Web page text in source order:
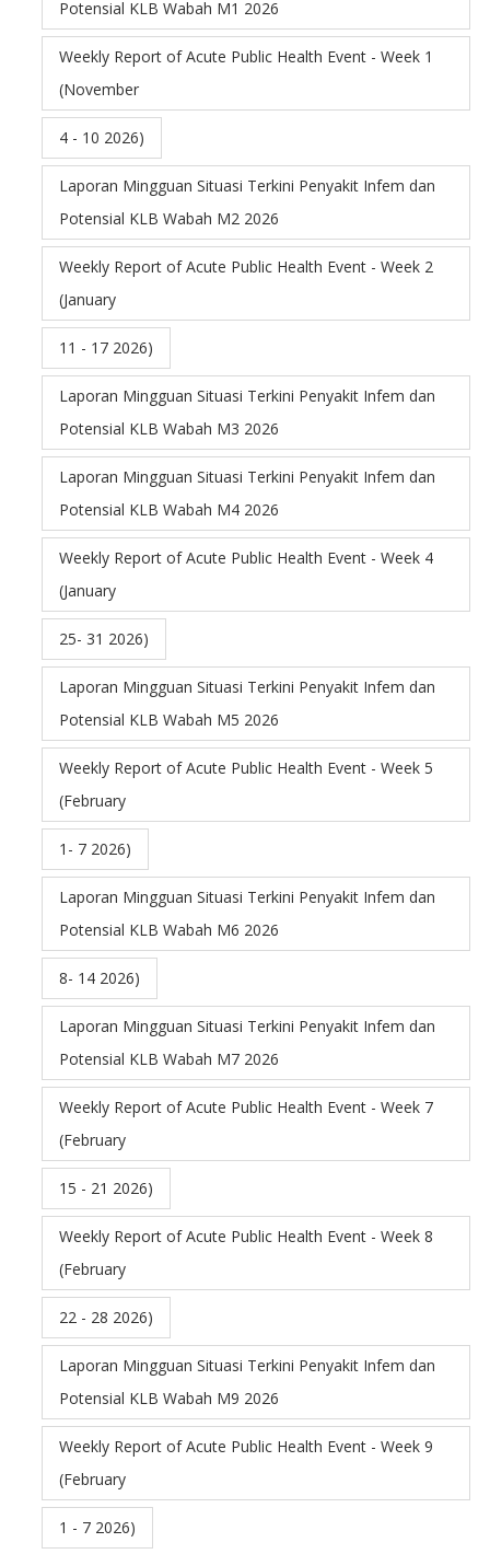
Potensial KLB Wabah M1 2026
Weekly Report of Acute Public Health Event - Week 1
(November
4 - 10 2026)
Laporan Mingguan Situasi Terkini Penyakit Infem dan
Potensial KLB Wabah M2 2026
Weekly Report of Acute Public Health Event - Week 2
(January
11 - 17 2026)
Laporan Mingguan Situasi Terkini Penyakit Infem dan
Potensial KLB Wabah M3 2026
Laporan Mingguan Situasi Terkini Penyakit Infem dan
Potensial KLB Wabah M4 2026
Weekly Report of Acute Public Health Event - Week 4
(January
25- 31 2026)
Laporan Mingguan Situasi Terkini Penyakit Infem dan
Potensial KLB Wabah M5 2026
Weekly Report of Acute Public Health Event - Week 5
(February
1- 7 2026)
Laporan Mingguan Situasi Terkini Penyakit Infem dan
Potensial KLB Wabah M6 2026
8- 14 2026)
Laporan Mingguan Situasi Terkini Penyakit Infem dan
Potensial KLB Wabah M7 2026
Weekly Report of Acute Public Health Event - Week 7
(February
15 - 21 2026)
Weekly Report of Acute Public Health Event - Week 8
(February
22 - 28 2026)
Laporan Mingguan Situasi Terkini Penyakit Infem dan
Potensial KLB Wabah M9 2026
Weekly Report of Acute Public Health Event - Week 9
(February
1 - 7 2026)